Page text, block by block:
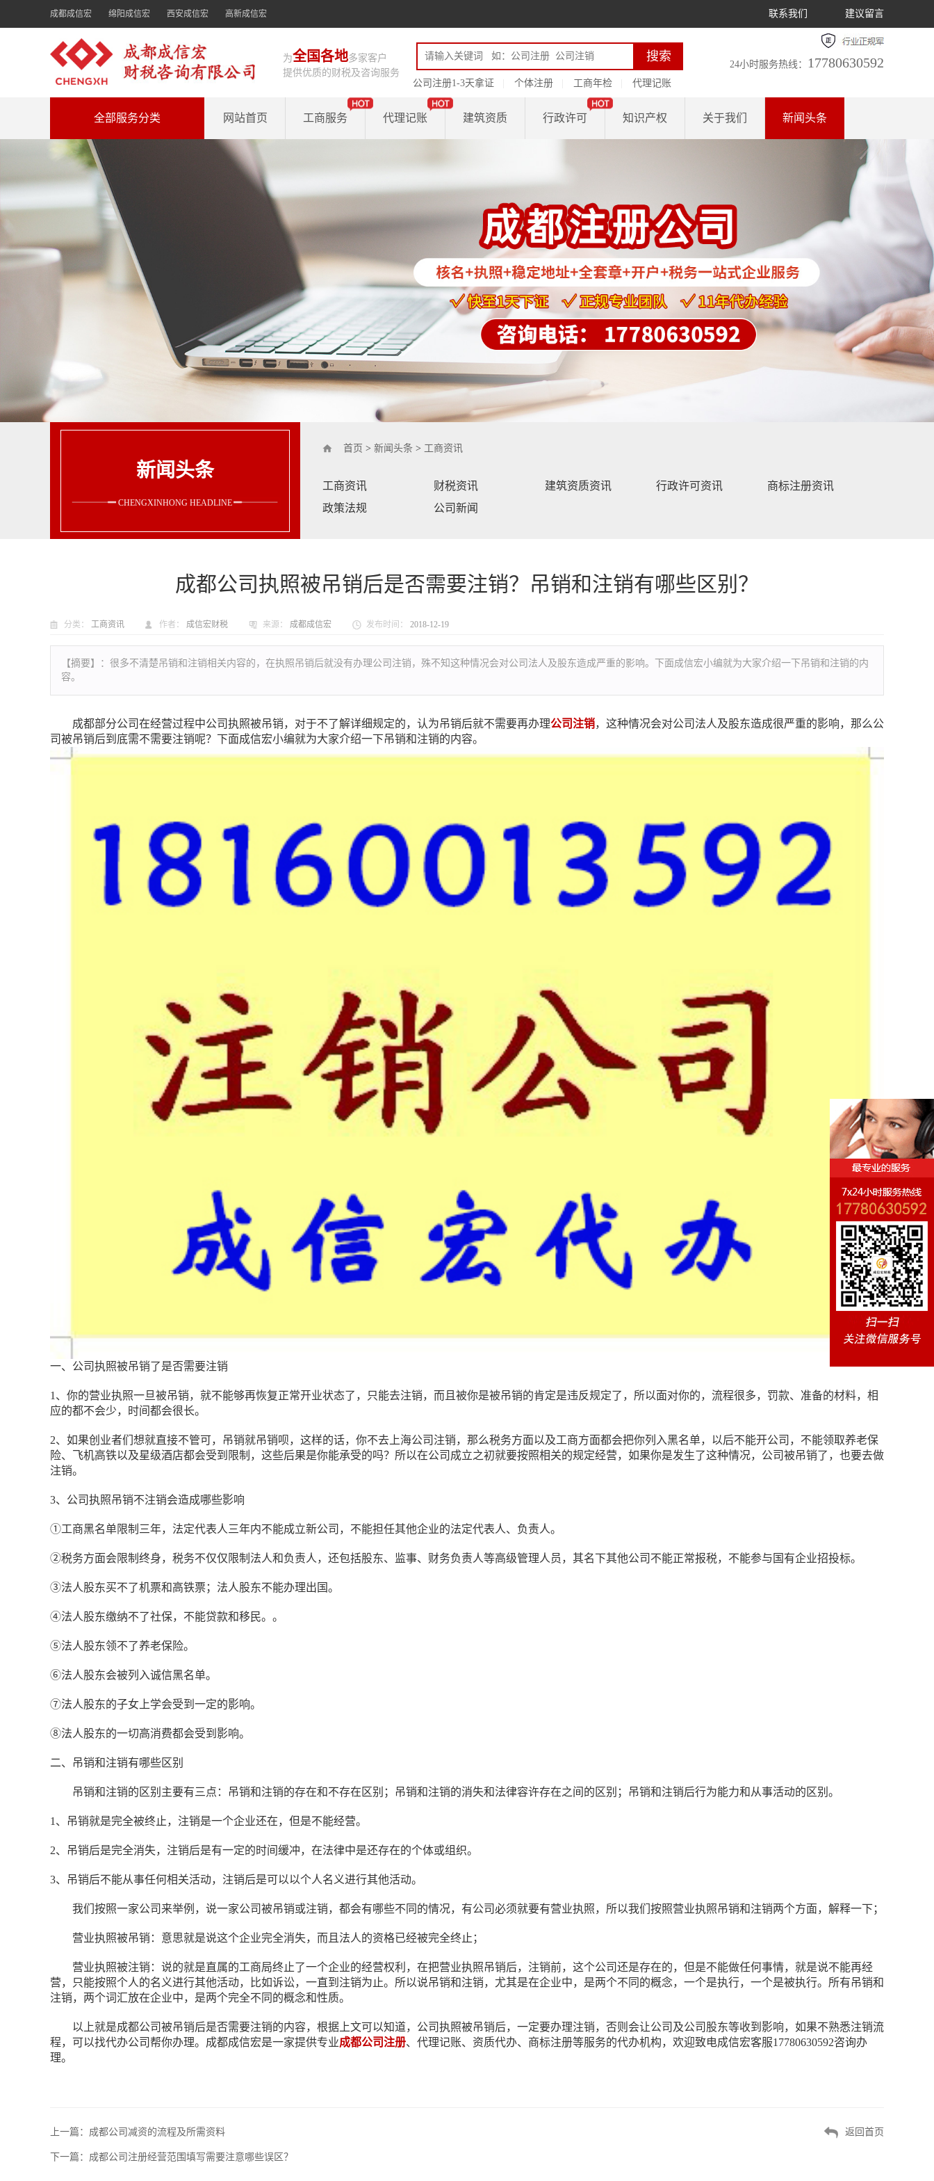
成都成信宏 绵阳成信宏 西安成信宏 高新成信宏 联系我们 建议留言
为全国各地多家客户
提供优质的财税及咨询服务
公司注册1-3天拿证
个体注册 工商年检 代理记账
24小时服务热线： 17780630592
网站首页 工商服务 代理记账 建筑资质 行政许可 知识产权 关于我们 新闻头条
全部服务分类
新闻头条
CHENGXINHONG HEADLINE
首页 > 新闻头条 > 工商资讯
工商资讯 财税资讯 建筑资质资讯 行政许可资讯
商标注册资讯
政策法规
公司新闻
成都公司执照被吊销后是否需要注销？吊销和注销有哪些区别？
分类： 工商资讯 作者： 成信宏财税 来源： 成都成信宏 发布时间： 2018-12-19
【摘要】： 很多不清楚吊销和注销相关内容的，在执照吊销后就没有办理公司注销，殊不知这种情况会对公司法人及股东造成严重的影响。下面成信宏小编就为大家介绍一下吊销和注销的内
容。
成都部分公司在经营过程中公司执照被吊销，对于不了解详细规定的，认为吊销后就不需要再办理公司注销，这种情况会对公司法人及股东造成很严重的影响，那么公
司被吊销后到底需不需要注销呢？下面成信宏小编就为大家介绍一下吊销和注销的内容。
一、公司执照被吊销了是否需要注销
1、你的营业执照一旦被吊销，就不能够再恢复正常开业状态了，只能去注销，而且被你是被吊销的肯定是违反规定了，所以面对你的，流程很多，罚款、准备的材料，相
应的都不会少，时间都会很长。
2、如果创业者们想就直接不管可，吊销就吊销呗，这样的话，你不去上海公司注销，那么税务方面以及工商方面都会把你列入黑名单，以后不能开公司，不能领取养老保
险、飞机高铁以及星级酒店都会受到限制，这些后果是你能承受的吗？所以在公司成立之初就要按照相关的规定经营，如果你是发生了这种情况，公司被吊销了，也要去做
注销。
3、公司执照吊销不注销会造成哪些影响
①工商黑名单限制三年，法定代表人三年内不能成立新公司，不能担任其他企业的法定代表人、负责人。
②税务方面会限制终身，税务不仅仅限制法人和负责人，还包括股东、监事、财务负责人等高级管理人员，其名下其他公司不能正常报税，不能参与国有企业招投标。
③法人股东买不了机票和高铁票；法人股东不能办理出国。
④法人股东缴纳不了社保，不能贷款和移民。。
⑤法人股东领不了养老保险。
⑥法人股东会被列入诚信黑名单。
⑦法人股东的子女上学会受到一定的影响。
⑧法人股东的一切高消费都会受到影响。
二、吊销和注销有哪些区别
吊销和注销的区别主要有三点：吊销和注销的存在和不存在区别；吊销和注销的消失和法律容许存在之间的区别；吊销和注销后行为能力和从事活动的区别。
1、吊销就是完全被终止，注销是一个企业还在，但是不能经营。
2、吊销后是完全消失，注销后是有一定的时间缓冲，在法律中是还存在的个体或组织。
3、吊销后不能从事任何相关活动，注销后是可以以个人名义进行其他活动。
我们按照一家公司来举例，说一家公司被吊销或注销，都会有哪些不同的情况，有公司必须就要有营业执照，所以我们按照营业执照吊销和注销两个方面，解释一下；
营业执照被吊销：意思就是说这个企业完全消失，而且法人的资格已经被完全终止；
营业执照被注销：说的就是直属的工商局终止了一个企业的经营权利，在把营业执照吊销后，注销前，这个公司还是存在的，但是不能做任何事情，就是说不能再经
营，只能按照个人的名义进行其他活动，比如诉讼，一直到注销为止。所以说吊销和注销，尤其是在企业中，是两个不同的概念，一个是执行，一个是被执行。所有吊销和
注销，两个词汇放在企业中，是两个完全不同的概念和性质。
以上就是成都公司被吊销后是否需要注销的内容，根据上文可以知道，公司执照被吊销后，一定要办理注销，否则会让公司及公司股东等收到影响，如果不熟悉注销流
程，可以找代办公司帮你办理。成都成信宏是一家提供专业成都公司注册、代理记账、资质代办、商标注册等服务的代办机构，欢迎致电成信宏客服17780630592咨询办
理。
上一篇： 成都公司减资的流程及所需资料
下一篇： 成都公司注册经营范围填写需要注意哪些误区？
返回首页